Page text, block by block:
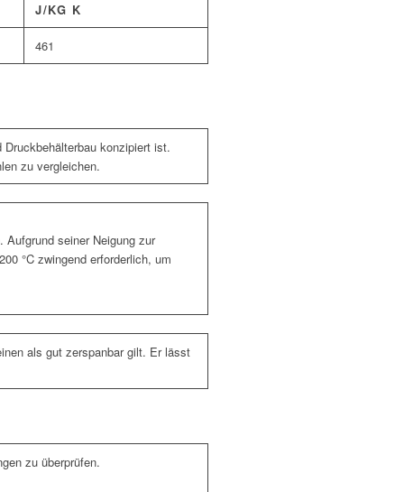
J/KG K
461
konzipiert ist.
zu vergleichen.
seiner Neigung zur
°C zwingend erforderlich, um
als gut zerspanbar gilt. Er lässt
zu überprüfen.